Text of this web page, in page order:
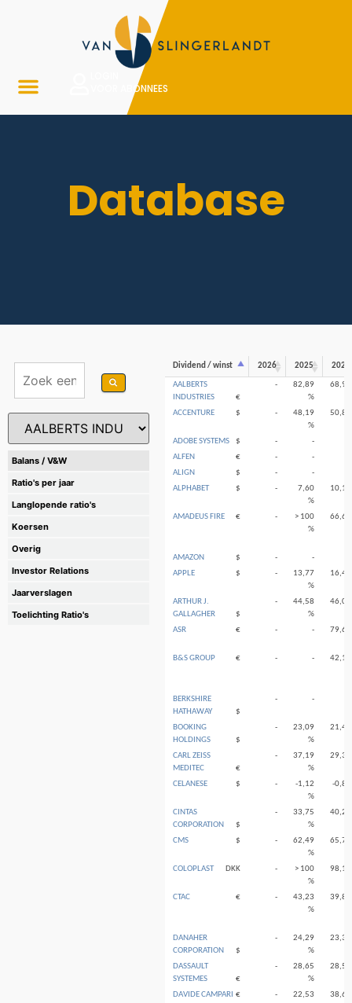
VOOR ABONNEES
Database
Balans / V&W
Ratio's per jaar
Langlopende ratio's
Koersen
Overig
Investor Relations
Jaarverslagen
Toelichting Ratio's
AALBERTS
INDUSTRIES
€
-
82,89
%
68,96
ACCENTURE
$ -
48,19
%
50,88
ADOBE SYSTEMS
$ - -
ALFEN
€ - -
ALIGN
$ - -
ALPHABET
$ -
7,60
%
10,15
AMADEUS FIRE
€ -
> 100
%
66,65
AMAZON $ - -
APPLE
$ -
13,77
%
16,44
ARTHUR J.
GALLAGHER
$
-
44,58
%
46,08
ASR
€ - -
79,68
B&S GROUP
€ - -
42,16
BERKSHIRE
HATHAWAY
$
- -
BOOKING
HOLDINGS
$
-
23,09
%
21,40
CARL ZEISS
MEDITEC
€
-
37,19
%
29,39
CELANESE
$ -
-1,12
%
-0,85
CINTAS
CORPORATION
$
-
33,75
%
40,20
CMS
$ -
62,49
%
65,76
COLOPLAST
DKK -
> 100
%
98,14
CTAC
€ -
43,23
%
39,81
DANAHER
CORPORATION
$
-
24,29
%
23,36
DASSAULT
SYSTEMES
€
-
28,65
%
28,55
DAVIDE CAMPARI € -
22,53
38,69
Dividend / winst 2026 2025 2024